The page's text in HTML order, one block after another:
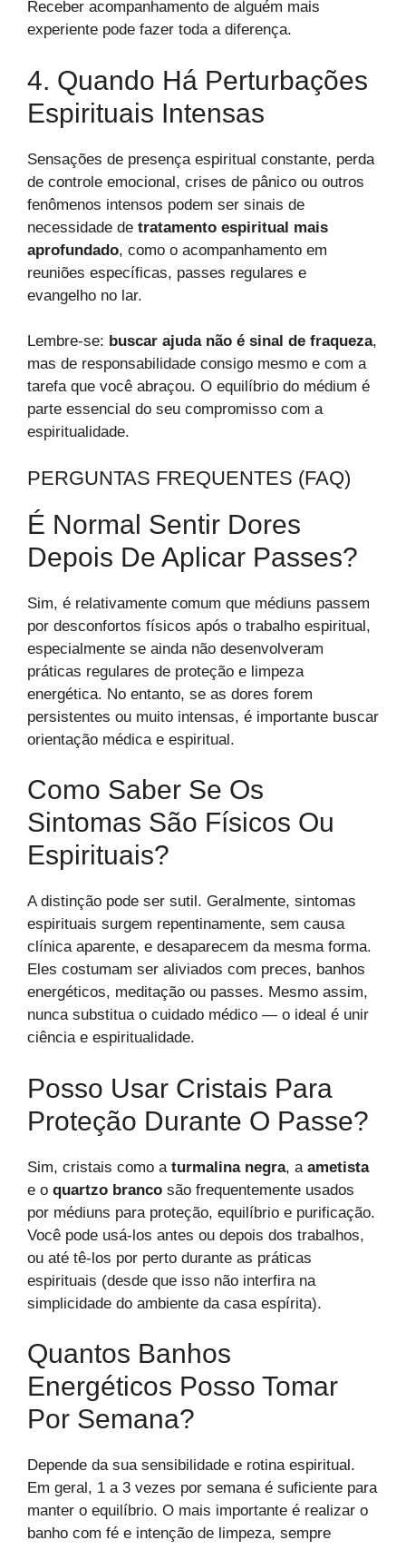
Receber acompanhamento de alguém mais
experiente pode fazer toda a diferença.
4. Quando Há Perturbações
Espirituais Intensas
Sensações de presença espiritual constante, perda
de controle emocional, crises de pânico ou outros
fenômenos intensos podem ser sinais de
necessidade de tratamento espiritual mais
aprofundado, como o acompanhamento em
reuniões específicas, passes regulares e
evangelho no lar.
Lembre-se: buscar ajuda não é sinal de fraqueza,
mas de responsabilidade consigo mesmo e com a
tarefa que você abraçou. O equilíbrio do médium é
parte essencial do seu compromisso com a
espiritualidade.
PERGUNTAS FREQUENTES (FAQ)
É Normal Sentir Dores
Depois De Aplicar Passes?
Sim, é relativamente comum que médiuns passem
por desconfortos físicos após o trabalho espiritual,
especialmente se ainda não desenvolveram
práticas regulares de proteção e limpeza
energética. No entanto, se as dores forem
persistentes ou muito intensas, é importante buscar
orientação médica e espiritual.
Como Saber Se Os
Sintomas São Físicos Ou
Espirituais?
A distinção pode ser sutil. Geralmente, sintomas
espirituais surgem repentinamente, sem causa
clínica aparente, e desaparecem da mesma forma.
Eles costumam ser aliviados com preces, banhos
energéticos, meditação ou passes. Mesmo assim,
nunca substitua o cuidado médico — o ideal é unir
ciência e espiritualidade.
Posso Usar Cristais Para
Proteção Durante O Passe?
Sim, cristais como a turmalina negra, a ametista
e o quartzo branco são frequentemente usados
por médiuns para proteção, equilíbrio e purificação.
Você pode usá-los antes ou depois dos trabalhos,
ou até tê-los por perto durante as práticas
espirituais (desde que isso não interfira na
simplicidade do ambiente da casa espírita).
Quantos Banhos
Energéticos Posso Tomar
Por Semana?
Depende da sua sensibilidade e rotina espiritual.
Em geral, 1 a 3 vezes por semana é suficiente para
manter o equilíbrio. O mais importante é realizar o
banho com fé e intenção de limpeza, sempre